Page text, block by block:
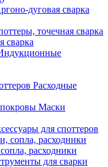
дуговая сварка
точечная сварка
сварка
Расходные
Маски
для споттеров
расходники
для сварки